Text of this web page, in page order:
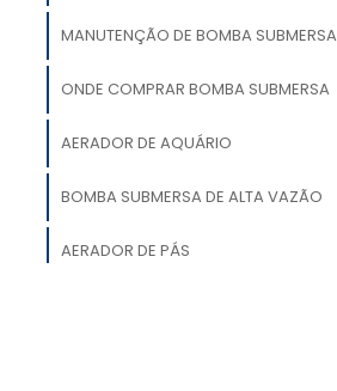
MANUTENÇÃO DE BOMBA SUBMERSA
ONDE COMPRAR BOMBA SUBMERSA
AERADOR DE AQUÁRIO
BOMBA SUBMERSA DE ALTA VAZÃO
AERADOR DE PÁS